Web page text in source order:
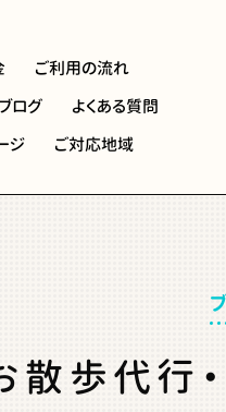
ご利用の流れ
ブログ よくある質問
ジ ご対応地域
歩代行・